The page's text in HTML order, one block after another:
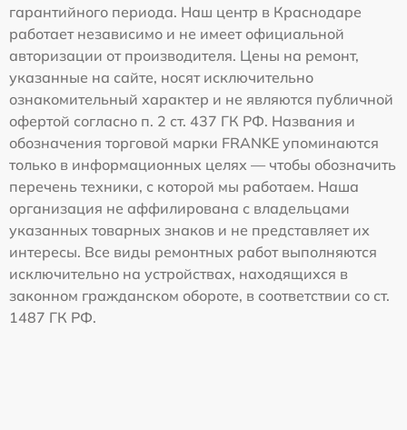
гарантийного периода. Наш центр в Краснодаре
работает независимо и не имеет официальной
авторизации от производителя. Цены на ремонт,
указанные на сайте, носят исключительно
ознакомительный характер и не являются публичной
офертой согласно п. 2 ст. 437 ГК РФ. Названия и
обозначения торговой марки FRANKE упоминаются
только в информационных целях — чтобы обозначить
перечень техники, с которой мы работаем. Наша
организация не аффилирована с владельцами
указанных товарных знаков и не представляет их
интересы. Все виды ремонтных работ выполняются
исключительно на устройствах, находящихся в
законном гражданском обороте, в соответствии со ст.
1487 ГК РФ.